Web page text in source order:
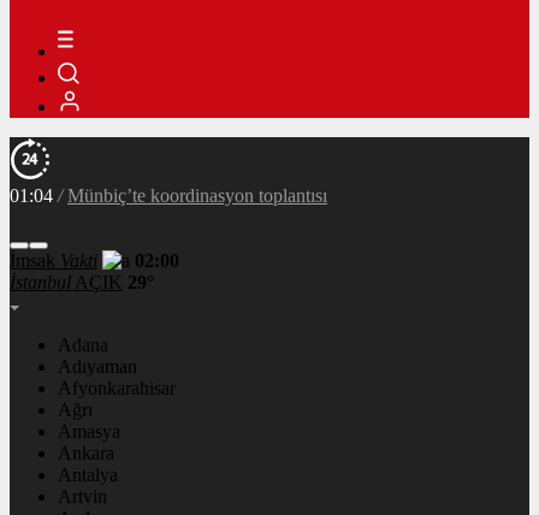
01:04 / Münbiç’te koordinasyon toplantısı
İmsak Vakti
02:00
İstanbul AÇIK 29°
Adana
Adıyaman
Afyonkarahisar
Ağrı
Amasya
Ankara
Antalya
Artvin